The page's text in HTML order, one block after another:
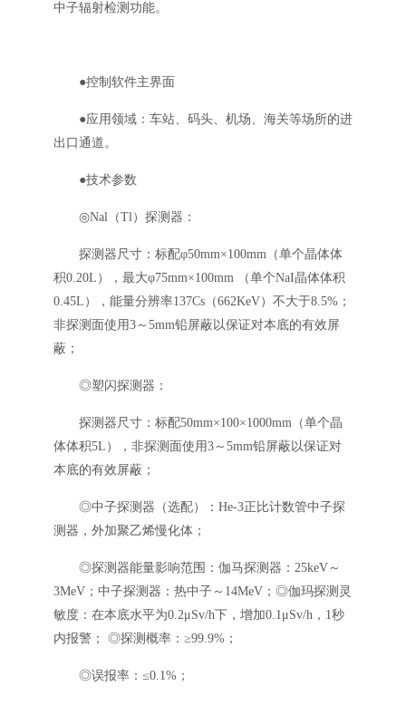
中子辐射检测功能。
●控制软件主界面
●应用领域：车站、码头、机场、海关等场所的进
出口通道。
●技术参数
◎Nal（Tl）探测器：
探测器尺寸：标配φ50mm×100mm（单个晶体体
积0.20L），最大φ75mm×100mm （单个NaI晶体体积
0.45L），能量分辨率137Cs（662KeV）不大于8.5%；
非探测面使用3～5mm铅屏蔽以保证对本底的有效屏
蔽；
◎塑闪探测器：
探测器尺寸：标配50mm×100×1000mm（单个晶
体体积5L），非探测面使用3～5mm铅屏蔽以保证对
本底的有效屏蔽；
◎中子探测器（选配）：He-3正比计数管中子探
测器，外加聚乙烯慢化体；
◎探测器能量影响范围：伽马探测器：25keV～
3MeV；中子探测器：热中子～14MeV；◎伽玛探测灵
敏度：在本底水平为0.2μSv/h下，增加0.1μSv/h，1秒
内报警； ◎探测概率：≥99.9%；
◎误报率：≤0.1%；